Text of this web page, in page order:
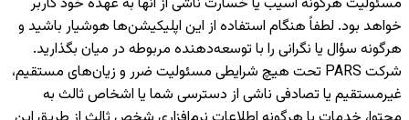
خواهد بود. لطفاً هنگام استفاده از این اپلیکیشن‌ها هوشیار باشید و
هرگونه سؤال یا نگرانی را با توسعه‌دهنده مربوطه در میان بگذارید.
شرکت PARS تحت هیچ شرایطی مسئولیت ضرر و زیان‌های مستقیم،
غیرمستقیم یا تصادفی ناشی از دسترسی شما یا اشخاص ثالث به